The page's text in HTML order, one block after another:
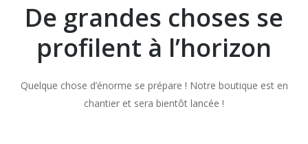
De grandes choses se
profilent à l’horizon
Quelque chose d’énorme se prépare ! Notre boutique est en
chantier et sera bientôt lancée !